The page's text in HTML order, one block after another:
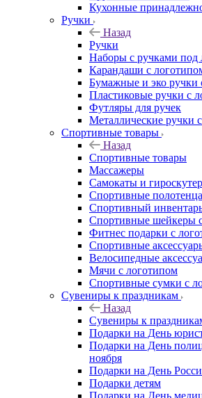
Кухонные
Ручки
Назад
Ручки
Наборы с ручками под
Карандаши с
Бумажные и эко ручки
Пластиковые ручки с
Футляры для ручек
Металлические ручки
Спортивные товары
Назад
Спортивные товары
Массажеры
Самокаты и
Спортивные
Спортивный
Спортивные шейкеры
Фитнес подарки с
Спортивные
Велосипедные
Мячи с логотипом
Спортивные сумки с
Сувениры к праздникам
Назад
Сувениры к
Подарки на День
Подарки на День
ноября
Подарки на День
Подарки детям
Подарки на День